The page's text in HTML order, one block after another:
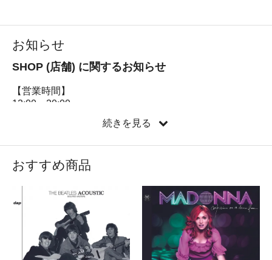
お知らせ
SHOP (店舗) に関するお知らせ
【営業時間】
12:00～20:00
WEBご注文（通信販売)に関するお知らせ
せいたします。
商品の準備が整い次第順次発送対応をして参ります。
お客様にはご不便・ご迷惑をおかけし誠に申し訳ござい
ませんが、何卒ご容赦くださいませ。
続きを見る
おすすめ商品